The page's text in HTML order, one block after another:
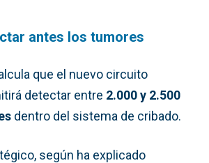
antes los tumores
que el nuevo circuito
detectar entre 2.000 y 2.500
dentro del sistema de cribado.
según ha explicado